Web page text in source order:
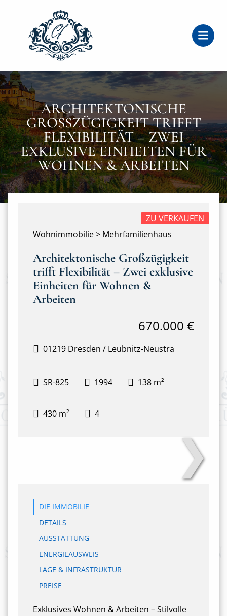
ARCHITEKTONISCHE
GROSSZÜGIGKEIT TRIFFT F
LEXIBILITÄT – ZWEI E
XKLUSIVE EINHEITEN FÜR W
OHNEN & ARBEITEN
Wohnimmobilie > Mehrfamilienhaus
ZU VERKAUFEN
Architektonische Großzügigkeit
trifft Flexibilität – Zwei exklusive
Einheiten für Wohnen &
Arbeiten
01219 Dresden / Leubnitz-Neustra
670.000 €
SR-825 1994 138 m²
430 m² 4
❯
DIE IMMOBILIE
DETAILS
AUSSTATTUNG
ENERGIEAUSWEIS
LAGE & INFRASTRUKTUR
PREISE
Exklusives Wohnen & Arbeiten – Stilvolle